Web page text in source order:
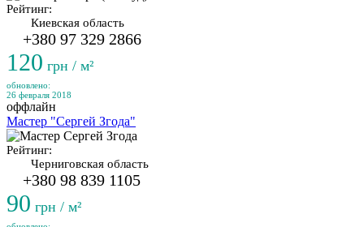
Рейтинг:
Киевская область
+380 97 329 2866
120 грн / м²
обновлено:
26 февраля 2018
оффлайн
Мастер "Сергей Згода"
Рейтинг:
Черниговская область
+380 98 839 1105
90 грн / м²